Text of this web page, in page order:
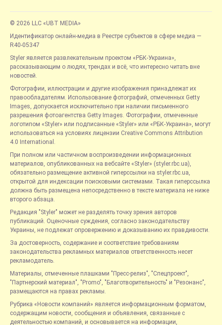
© 2026 LLC «UBT MEDIA»
Идентификатор онлайн-медиа в Реестре субъектов в сфере медиа —
R40-05347
Styler является развлекательным проектом «РБК-Украина»,
рассказывающим о людях, трендах и всё, что интересно читать вне
новостей.
Фотографии, иллюстрации и другие изображения принадлежат их
правообладателям. Использование фотографий, отмеченных Getty
Images, допускается исключительно при наличии письменного
разрешения фотоагентства Getty Images. Фотографии, отмеченные
логотипом «Styler» или подписанные «Styler» или «РБК-Украина», могут
использоваться на условиях лицензии Creative Commons Attribution
4.0 International.
При полном или частичном воспроизведении информационных
материалов, опубликованных на вебсайте «Styler» (styler.rbc.ua),
обязательно размещение активной гиперссылки на styler.rbc.ua,
открытой для индексации поисковыми системами. Такая гиперссылка
должна быть размещена непосредственно в тексте материала не ниже
второго абзаца.
Редакция "Styler" может не разделять точку зрения авторов
публикаций. Оценочные суждения, согласно законодательству
Украины, не подлежат опровержению и доказыванию их правдивости.
За достоверность, содержание и соответствие требованиям
законодательства рекламных материалов ответственность несет
рекламодатель.
Материалы, отмеченные плашками "Пресс-релиз", "Спецпроект",
"Партнерский материал", "Promo", "Благотворительность" и "Резонанс",
размещаются на правах рекламы.
Рубрика «Новости компаний» является информационным форматом,
содержащим новости, сообщения и объявления, связанные с
деятельностью компаний, и основывается на информации,